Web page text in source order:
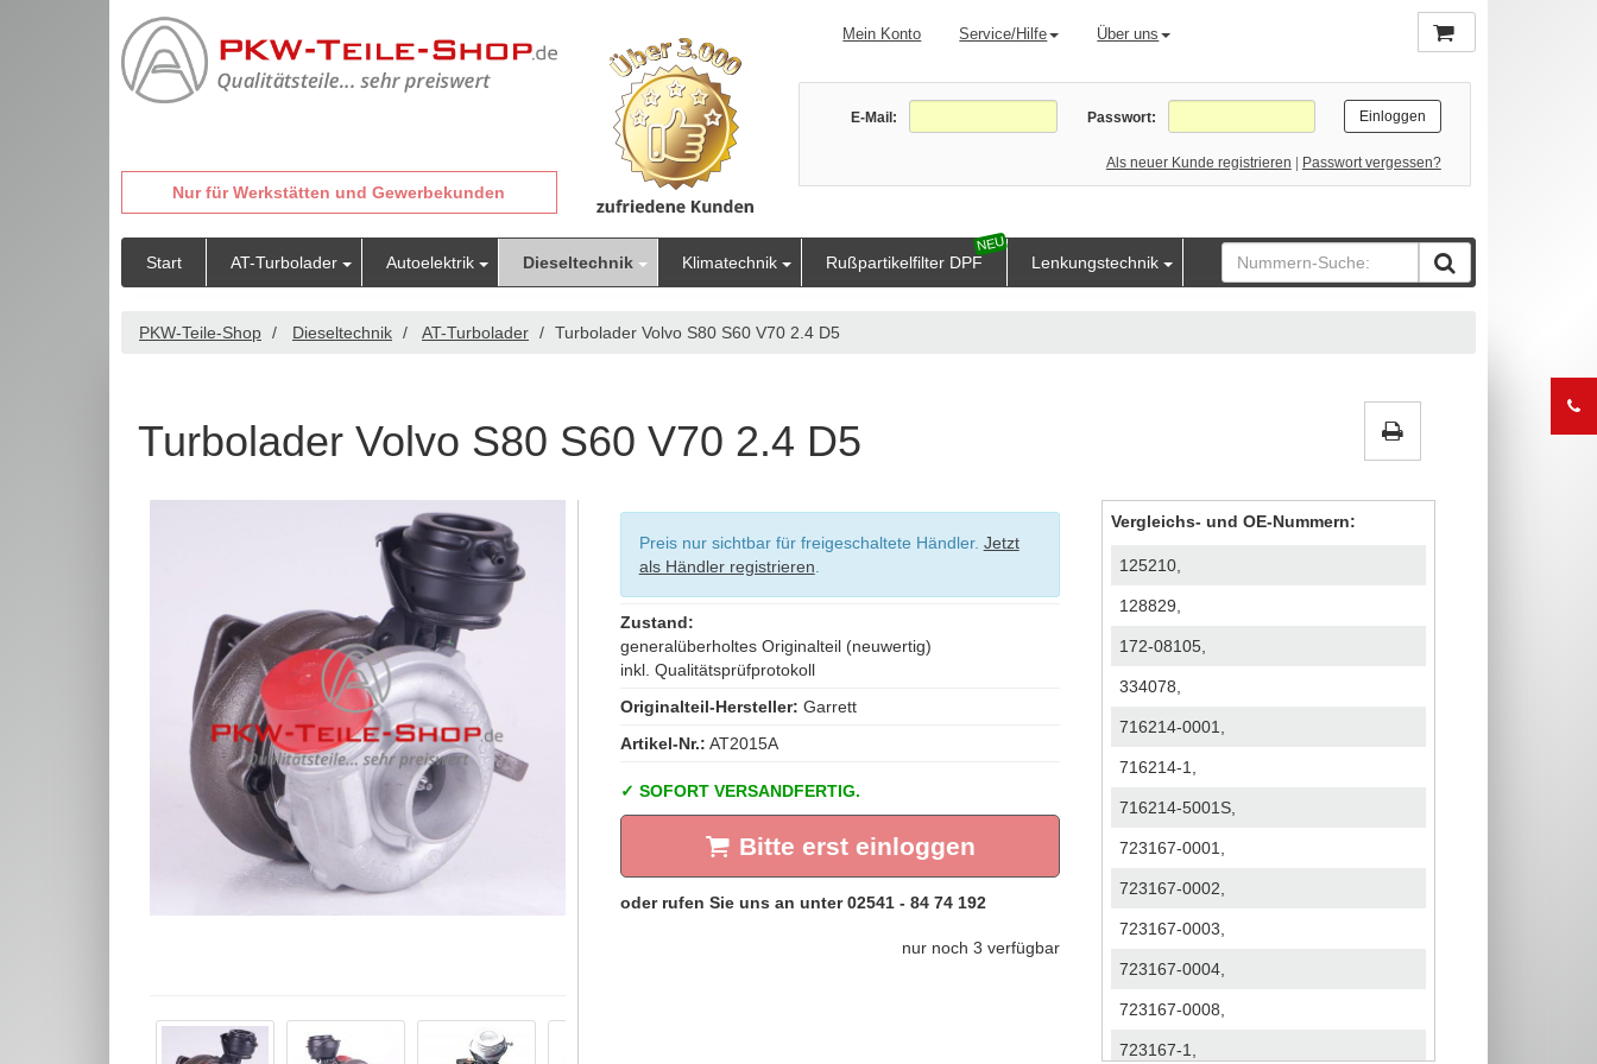
Nur für Werkstätten und Gewerbekunden
Mein Konto Service/Hilfe Über uns
E-Mail: Passwort:
Als neuer Kunde registrieren Passwort vergessen?
Start AT-Turbolader Autoelektrik Dieseltechnik Klimatechnik Rußpartikelfilter DPF Lenkungstechnik
PKW-Teile-Shop Dieseltechnik AT-Turbolader Turbolader Volvo S80 S60 V70 2.4 D5
Turbolader Volvo S80 S60 V70 2.4 D5
Preis nur sichtbar für freigeschaltete Händler. Jetzt
als Händler registrieren
Zustand:
generalüberholtes Originalteil (neuwertig)
inkl. Qualitätsprüfprotokoll
Originalteil-Hersteller: Garrett
Artikel-Nr.: AT2015A
SOFORT VERSANDFERTIG.
Bitte erst einloggen
nur noch 3 verfügbar
Vergleichs- und OE-Nummern:
125210,
128829,
172-08105,
334078,
716214-0001,
716214-1,
716214-5001S,
723167-0001,
723167-0002,
723167-0003,
723167-0004,
723167-0008,
723167-1,